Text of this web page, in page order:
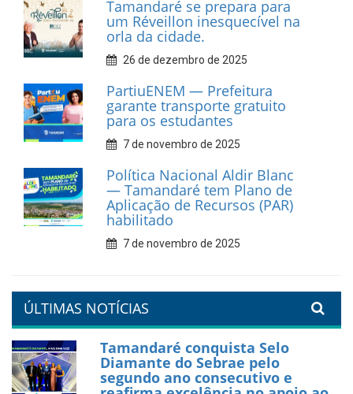
cultural em movimento
9 de fevereiro de 2026
Prefeitura de Tamandaré
fortalece apoio aos
catadores de materiais
recicláveis
9 de fevereiro de 2026
Prefeitura de Tamandaré
reforça diálogo e
compromisso com a
valorização da educação
7 de fevereiro de 2026
orla da cidade.
PartiuENEM — Prefeitura
garante transporte gratuito
para os estudantes